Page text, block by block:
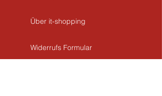
Über it-shopping
Widerrufs Formular